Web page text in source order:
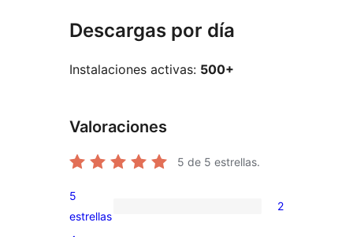
Descargas por día
Instalaciones activas: 500+
Valoraciones
5 de 5 estrellas.
2
5
estrellas
2